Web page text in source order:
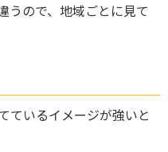
うので、地域ごとに見て
ているイメージが強いと